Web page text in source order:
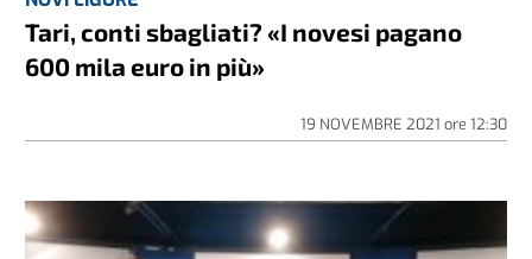
Tari, conti sbagliati? «I novesi pagano
600 mila euro in più»
19 NOVEMBRE 2021 ore 12:30